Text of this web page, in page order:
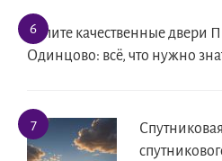
Купите качественные двери
Одинцово: всё, что нужно